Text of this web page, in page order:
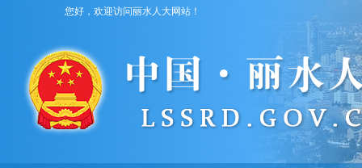
您好，欢迎访问丽水人大网站！